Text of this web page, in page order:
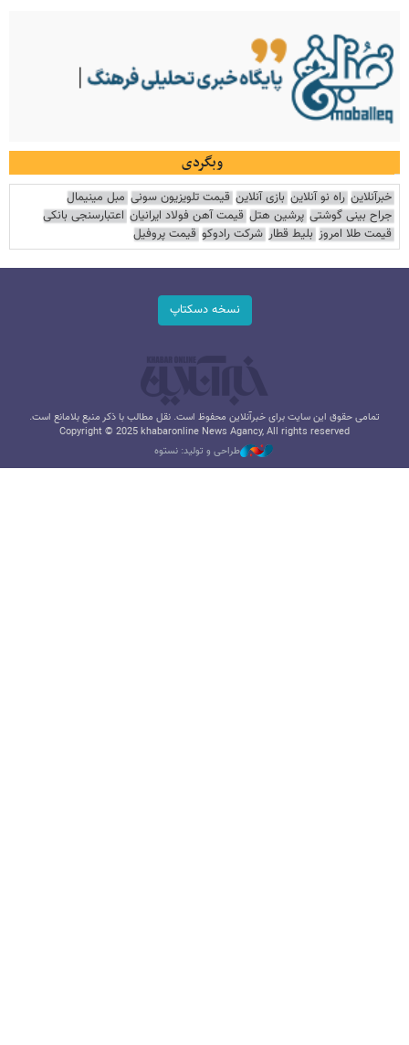
وبگردی
خبرآنلاین راه نو آنلاین بازی آنلاین قیمت تلویزیون سونی مبل مینیمال
جراح بینی گوشتی پرشین هتل قیمت آهن فولاد ایرانیان اعتبارسنجی بانکی
قیمت طلا امروز بلیط قطار شرکت رادوکو قیمت پروفیل
نسخه دسکتاپ
تمامی حقوق این سایت برای خبرآنلاین محفوظ است. نقل مطالب با ذکر منبع بلامانع است.
Copyright © 2025 khabaronline News Agancy, All rights reserved
طراحی و تولید: نستوه